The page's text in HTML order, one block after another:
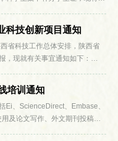
，本人填...
科技创新项目通知
，现就有关事宜通知如下：
定后在...
培训通知
、ScienceDirect、Embase、
及论文写作、外文期刊投稿的